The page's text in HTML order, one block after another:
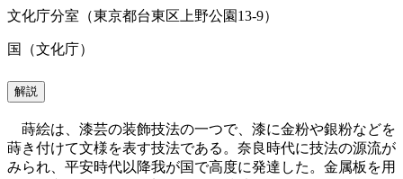
文化庁分室（東京都台東区上野公園13-9）
国（文化庁）
解説
蒔絵は、漆芸の装飾技法の一つで、漆に金粉や銀粉などを
蒔き付けて文様を表す技法である。奈良時代に技法の源流が
みられ、平安時代以降我が国で高度に発達した。金属板を用